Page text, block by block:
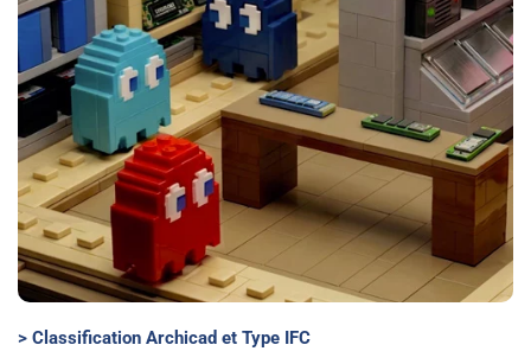
> Classification Archicad et Type IFC